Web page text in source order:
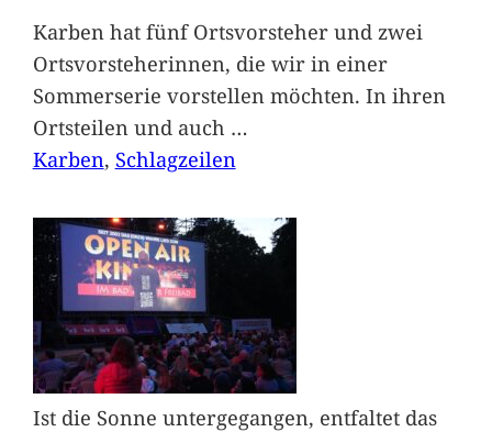
Karben hat fünf Ortsvorsteher und zwei
Ortsvorsteherinnen, die wir in einer
Sommerserie vorstellen möchten. In ihren
Ortsteilen und auch …
Karben, Schlagzeilen
Ist die Sonne untergegangen, entfaltet das